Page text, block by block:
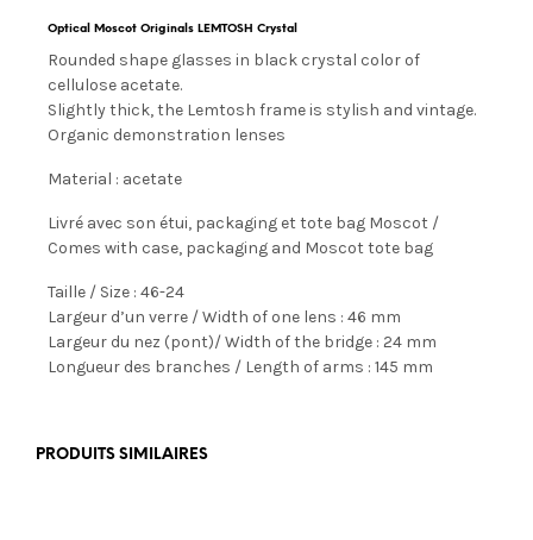
Optical Moscot Originals LEMTOSH Crystal
Rounded shape glasses in black crystal color of
cellulose acetate.
Slightly thick, the Lemtosh frame is stylish and vintage.
Organic demonstration lenses
Material : acetate
Livré avec son étui, packaging et tote bag Moscot /
Comes with case, packaging and Moscot tote bag
Taille / Size : 46-24
Largeur d’un verre / Width of one lens : 46 mm
Largeur du nez (pont)/ Width of the bridge : 24 mm
Longueur des branches / Length of arms : 145 mm
PRODUITS SIMILAIRES